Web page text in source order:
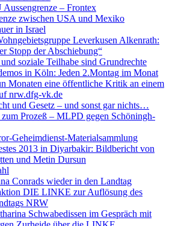
Aussengrenze – Frontex
zwischen USA und Mexiko
in Israel
Leverkusen Alkenrath:
Stopp der Abschiebung“
soziale Teilhabe sind Grundrechte
in Köln: Jeden 2.Montag im Monat
Monaten eine öffentliche Kritik an einem
nrw.dfg-vk.de
und Gesetz – und sonst gar nichts…
zum Prozeß – MLPD gegen Schöningh-
Geheimdienst-Materialsammlung
2013 in Diyarbakir: Bildbericht von
und Metin Dursun
Conrads wieder in den Landtag
DIE LINKE zur Auflösung des
NRW
Schwabedissen im Gespräch mit